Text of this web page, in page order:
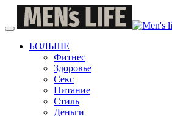
БОЛЬШЕ
Фитнес
Здоровье
Секс
Питание
Стиль
Деньги